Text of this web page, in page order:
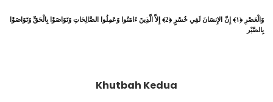
وَالْعَصْرِ ﴿١﴾ إِنَّ الإِنسَانَ لَفِي خُسْرٍ ﴿2﴾ إِلاَّ الَّذِينَ ءَامَنُوا وَعَمِلُوا الصَّالِحَاتِ وَتَوَاصَوْا بِالْحَقِّ وَتَوَاصَوْا
بِالصَّبْر
Khutbah Kedua